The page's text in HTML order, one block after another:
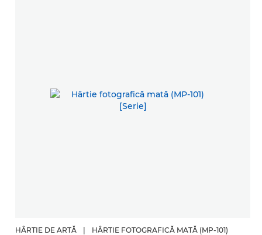
HÂRTIE DE ARTĂ HÂRTIE FOTOGRAFICĂ MATĂ (MP-101)